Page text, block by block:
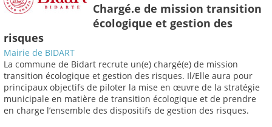
Chargé.e de mission transition
écologique et gestion des
risques
Mairie de BIDART
La commune de Bidart recrute un(e) chargé(e) de mission
transition écologique et gestion des risques. Il/Elle aura pour
principaux objectifs de piloter la mise en œuvre de la stratégie
municipale en matière de transition écologique et de prendre
en charge l’ensemble des dispositifs de gestion des risques.